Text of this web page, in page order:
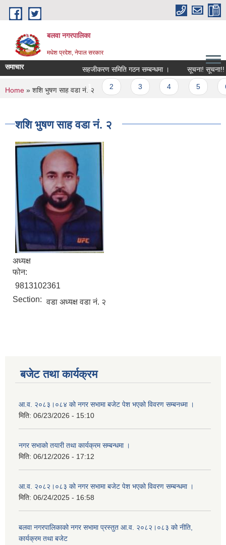
Skip to main content
बलवा नगरपालिका
मधेश प्रदेश, नेपाल सरकार
समाचार सहजीकरण समिति गठन सम्बन्धमा । सूचना! सूचना!!
Pages
1
You are here
Home » शशि भुषण साह वडा नं. २
शशि भुषण साह वडा नं. २
अध्यक्ष
फोन:
9813102361
Section: वडा अध्यक्ष वडा नं. २
बजेट तथा कार्यक्रम
आ.व. २०८३।०८४ को नगर सभामा बजेट पेश भएको विवरण सम्बनध्मा ।
मिति: 06/23/2026 - 15:10
नगर सभाको तयारी तथा कार्यक्रम सम्बन्धमा ।
मिति: 06/12/2026 - 17:12
आ.व. २०८२।०८३ को नगर सभामा बजेट पेश भएको विवरण सम्बन्धमा ।
मिति: 06/24/2025 - 16:58
बलवा नगरपालिकाको नगर सभामा प्रस्तुत आ.व. २०८२।०८३ को नीति,
कार्यक्रम तथा बजेट